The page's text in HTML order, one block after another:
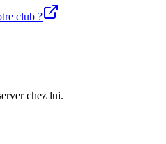
club ?
chez lui.